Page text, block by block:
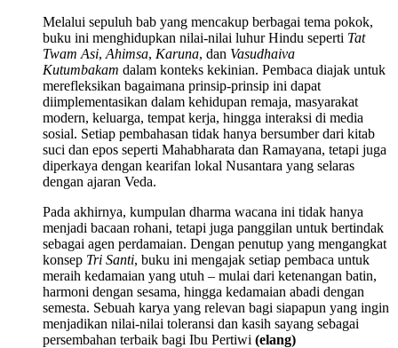
Melalui sepuluh bab yang mencakup berbagai tema pokok,
buku ini menghidupkan nilai-nilai luhur Hindu seperti Tat
Twam Asi, Ahimsa, Karuna, dan Vasudhaiva
Kutumbakam dalam konteks kekinian. Pembaca diajak untuk
merefleksikan bagaimana prinsip-prinsip ini dapat
diimplementasikan dalam kehidupan remaja, masyarakat
modern, keluarga, tempat kerja, hingga interaksi di media
sosial. Setiap pembahasan tidak hanya bersumber dari kitab
suci dan epos seperti Mahabharata dan Ramayana, tetapi juga
diperkaya dengan kearifan lokal Nusantara yang selaras
dengan ajaran Veda.
Pada akhirnya, kumpulan dharma wacana ini tidak hanya
menjadi bacaan rohani, tetapi juga panggilan untuk bertindak
sebagai agen perdamaian. Dengan penutup yang mengangkat
konsep Tri Santi, buku ini mengajak setiap pembaca untuk
meraih kedamaian yang utuh – mulai dari ketenangan batin,
harmoni dengan sesama, hingga kedamaian abadi dengan
semesta. Sebuah karya yang relevan bagi siapapun yang ingin
menjadikan nilai-nilai toleransi dan kasih sayang sebagai
persembahan terbaik bagi Ibu Pertiwi (elang)